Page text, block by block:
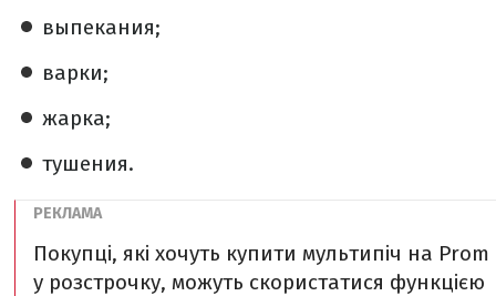
выпекания;
варки;
жарка;
тушения.
Покупці, які хочуть купити мультипіч на Prom
у розстрочку, можуть скористатися функцією